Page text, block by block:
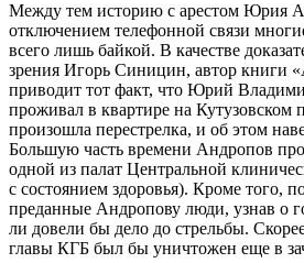
Между тем историю с арестом Юрия
отключением телефонной связи
всего лишь байкой. В качестве
зрения Игорь Синицин, автор книги
приводит тот факт, что Юрий
проживал в квартире на Кутузовском
произошла перестрелка, и об этом
Большую часть времени Андропов
одной из палат Центральной
с состоянием здоровья). Кроме того,
преданные Андропову люди, узнав о
ли довели бы дело до стрельбы.
главы КГБ был бы уничтожен еще в